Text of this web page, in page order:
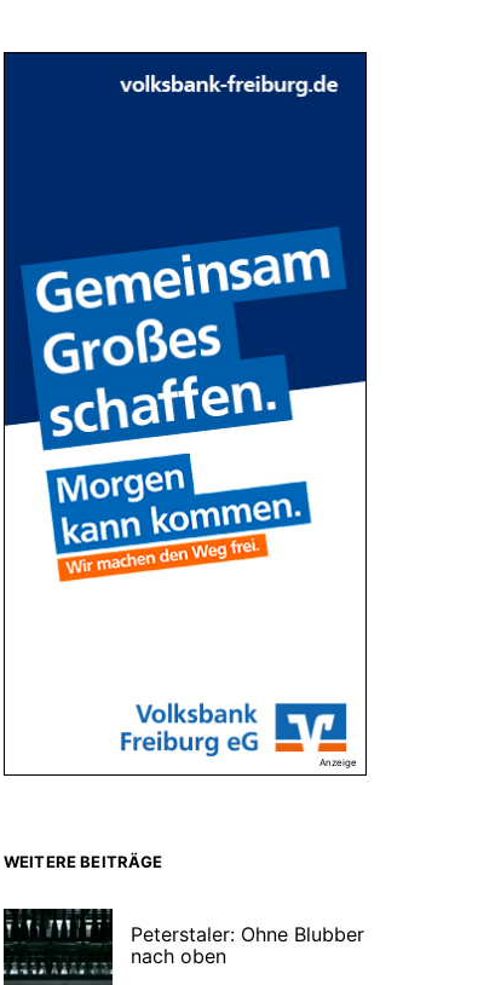
Anzeige
WEITERE BEITRÄGE
Peterstaler: Ohne Blubber
nach oben